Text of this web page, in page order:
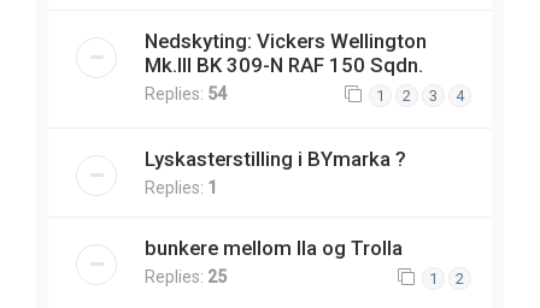
Nedskyting: Vickers Wellington
Mk.III BK 309-N RAF 150 Sqdn.
Replies: 54 1 2 3 4
Lyskasterstilling i BYmarka ?
Replies: 1
bunkere mellom Ila og Trolla
Replies: 25 1 2